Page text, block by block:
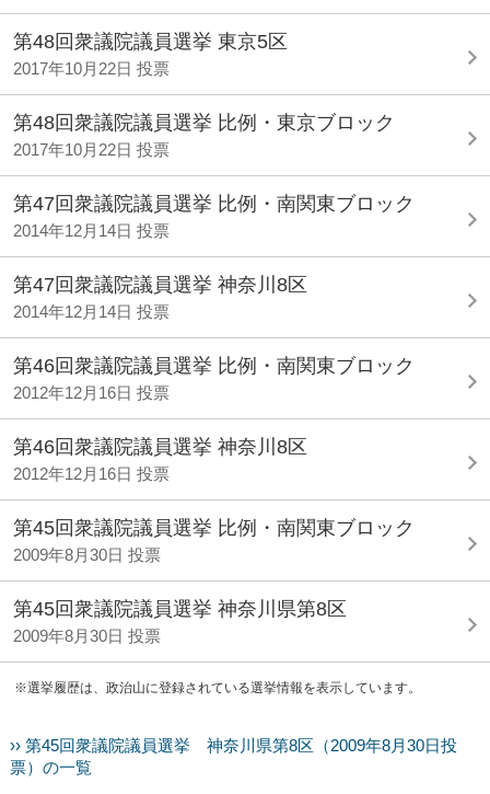
第48回衆議院議員選挙 東京5区
2017年10月22日 投票
第48回衆議院議員選挙 比例・東京ブロック
2017年10月22日 投票
第47回衆議院議員選挙 比例・南関東ブロック
2014年12月14日 投票
第47回衆議院議員選挙 神奈川8区
2014年12月14日 投票
第46回衆議院議員選挙 比例・南関東ブロック
2012年12月16日 投票
第46回衆議院議員選挙 神奈川8区
2012年12月16日 投票
第45回衆議院議員選挙 比例・南関東ブロック
2009年8月30日 投票
第45回衆議院議員選挙 神奈川県第8区
2009年8月30日 投票
※選挙履歴は、政治山に登録されている選挙情報を表示しています。
›› 第45回衆議院議員選挙 神奈川県第8区（2009年8月30日投
票）の一覧